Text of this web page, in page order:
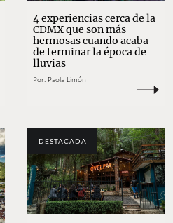
4 experiencias cerca de la
CDMX que son más
hermosas cuando acaba
de terminar la época de
lluvias
Por: Paola Limón
DESTACADA